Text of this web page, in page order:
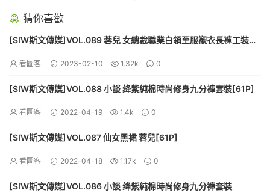
猜你喜歡
[SIW斯文傳媒]VOL.089 蓉兒 女總裁職業白領至服襯衣長褲工裝
看圖客 2023-02-10 1.32k 0
[SIW斯文傳媒]VOL.088 小談 绛紫純棉時尚修身九分褲套裝[61P]
看圖客 2022-04-19 1.4k 0
[SIW斯文傳媒]VOL.087 仙女黑裙 蓉兒[61P]
看圖客 2022-04-18 1.17k 0
[SIW斯文傳媒]VOL.086 小談 绛紫純棉時尚修身九分褲套裝